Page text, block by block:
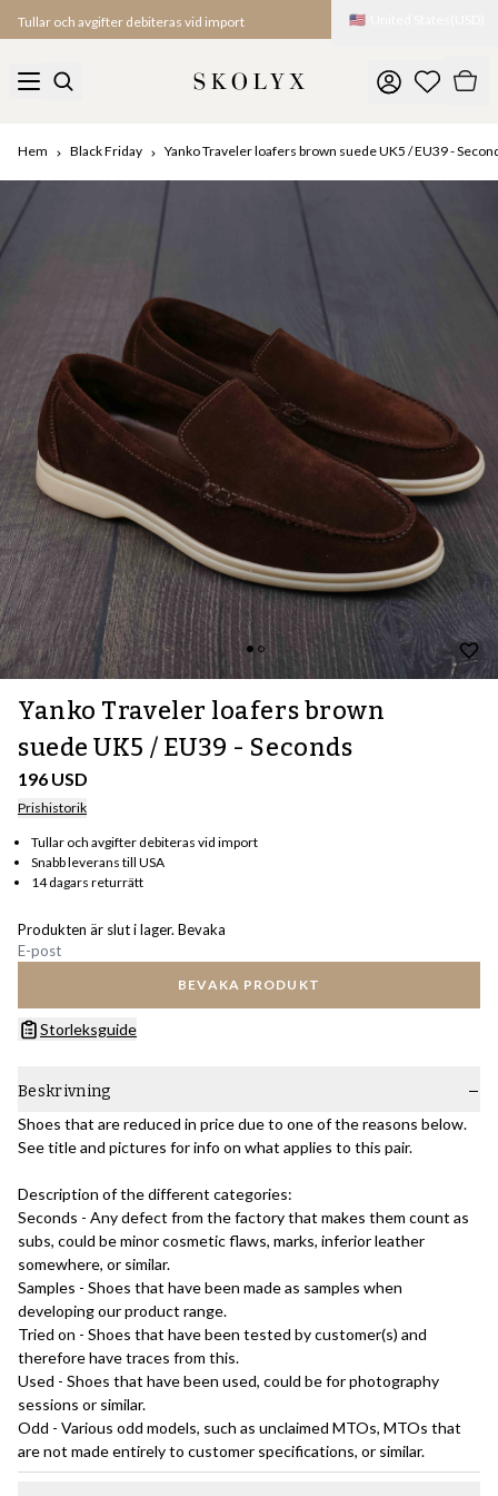
Tullar och avgifter debiteras vid import 🇺🇸
Hem Black Friday Yanko Traveler loafers brown suede UK5 / EU39 -
Yanko Traveler loafers brown
suede UK5 / EU39 - Seconds
196 USD
Prishistorik
Tullar och avgifter debiteras vid import
Snabb leverans till USA
14 dagars returrätt
Produkten är slut i lager. Bevaka
BEVAKA PRODUKT
Storleksguide
Beskrivning
Shoes that are reduced in price due to one of the reasons below.
See title and pictures for info on what applies to this pair.
Description of the different categories:
Seconds - Any defect from the factory that makes them count as
subs, could be minor cosmetic flaws, marks, inferior leather
somewhere, or similar.
Samples - Shoes that have been made as samples when
developing our product range.
Tried on - Shoes that have been tested by customer(s) and
therefore have traces from this.
Used - Shoes that have been used, could be for photography
sessions or similar.
Odd - Various odd models, such as unclaimed MTOs, MTOs that
are not made entirely to customer specifications, or similar.